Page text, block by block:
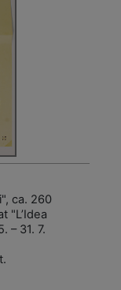
ca. 260
"L’Idea
– 31. 7.